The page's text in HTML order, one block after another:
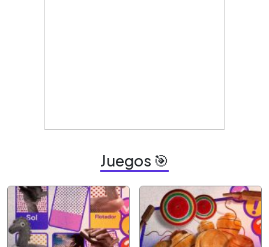
Juegos 🎯